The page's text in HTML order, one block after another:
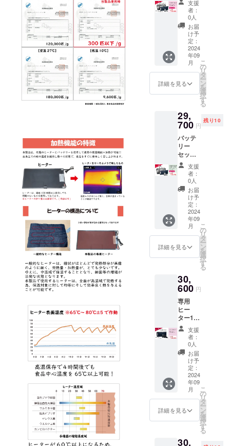
入した
お惣菜
などを
温めて
ながら
持ち帰
るエコ
バッグ
代わり
にも使
セット
※バッグ
生地な
どが耐
熱素材
でない
場合な
どの破
損は保
証対象
用ヒー
ター１
枚+専用
バッテ
リー2台
※バッテ
リーは
PSE
マーク
（その
他法定
表示を
含む）
表示あ
割 定価
32,780
円(税込)
から約
10%OF
29,000
円(税込)
にてご
提供し
ます。
・セッ
専用
バッグ1
本 ／専
用ヒー
ター1枚
／バッ
テリー
充電
セット1
台 ※
バッテ
リーは
PSE
マーク
（その
他法定
表示を
を2時間
弱キー
プする
ことが
できま
す。 購
入した
お惣菜
などを
温めて
ながら
持ち帰
るエコ
バッグ
代わり
にも使
えま
支援
者：
0人
お届
け予
定：
2024
年09
月
詳細を見る
こ
の
リ
タ
ー
ン
を
選
択
す
る
29,
700 円
残り10
バッテ
リー
セット
＋シ
ガーソ
ケッ
ト
ちょい
得割
定価
34,980
円(税込)
から約
20%OF
Fの
29.700
にてご
提供し
ます。
・セッ
ト内容
専用
バッグ1
本 ／
ヒー
ター1枚
／バッ
テリー
充電
セット1
台 ／シ
ガーソ
ケット
PSE
支援
者：
0人
お届
け予
定：
2024
年09
月
詳細を見る
こ
の
リ
タ
ー
ン
を
選
択
す
る
30,
600 円
専用
ヒー
ター1枚
+専用
バッテ
リー2
セット
のシン
プル
セット
15％OF
Fのお特
割 今、
持って
いる保
グに加
支援
者：
0人
お届
け予
定：
2024
年09
月
詳細を見る
こ
の
リ
タ
ー
ン
を
選
択
す
る
30,